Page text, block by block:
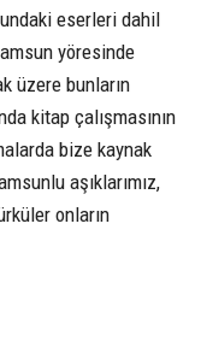
eserleri dahil
yöresinde
üzere bunların
kitap çalışmasının
bize kaynak
aşıklarımız,
onların